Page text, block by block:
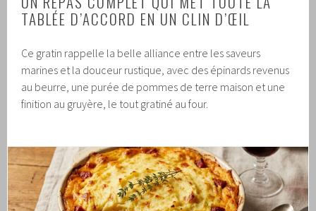
TABLÉE D’ACCORD EN UN CLIN D’ŒIL
Ce gratin rappelle la belle alliance entre les saveurs
marines et la douceur rustique, avec des épinards revenus
au beurre, une purée de pommes de terre maison et une
finition au gruyère, le tout gratiné au four.